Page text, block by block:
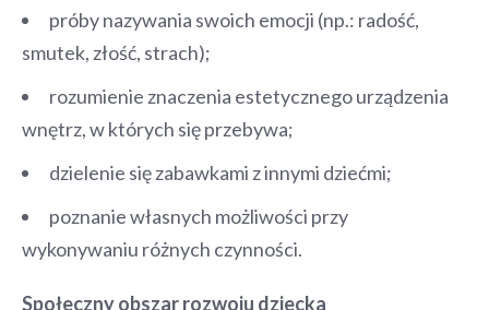
próby nazywania swoich emocji (np.: radość,
smutek, złość, strach);
rozumienie znaczenia estetycznego urządzenia
wnętrz, w których się przebywa;
dzielenie się zabawkami z innymi dziećmi;
poznanie własnych możliwości przy
wykonywaniu różnych czynności.
Społeczny obszar rozwoju dziecka